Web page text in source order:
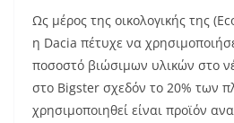
Ως μέρος της οικολογικής της
η Dacia πέτυχε να
ποσοστό βιώσιμων υλικών στο
στο Bigster σχεδόν το 20% των
χρησιμοποιηθεί είναι προϊόν